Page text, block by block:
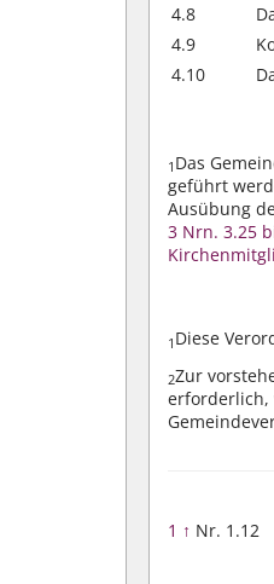
4.8
4.9
4.10
1 Das
geführt
Ausübung
3 Nrn. 3.25
1 Diese
2Zur
erforderlich,
1 ↑ Nr. 1.12